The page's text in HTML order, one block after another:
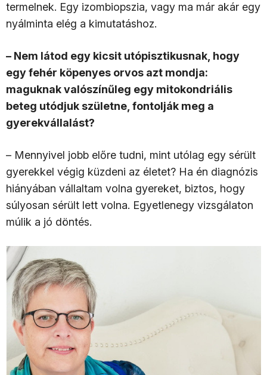
termelnek. Egy izombiopszia, vagy ma már akár egy
nyálminta elég a kimutatáshoz.
– Nem látod egy kicsit utópisztikusnak, hogy
egy fehér köpenyes orvos azt mondja:
maguknak valószínűleg egy mitokondriális
beteg utódjuk születne, fontolják meg a
gyerekvállalást?
– Mennyivel jobb előre tudni, mint utólag egy sérült
gyerekkel végig küzdeni az életet? Ha én diagnózis
hiányában vállaltam volna gyereket, biztos, hogy
súlyosan sérült lett volna. Egyetlenegy vizsgálaton
múlik a jó döntés.